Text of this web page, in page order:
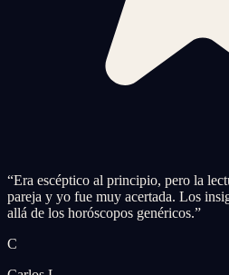
“Era escéptico al principio, pero la
pareja y yo fue muy acertada. Los
allá de los horóscopos genéricos.”
C